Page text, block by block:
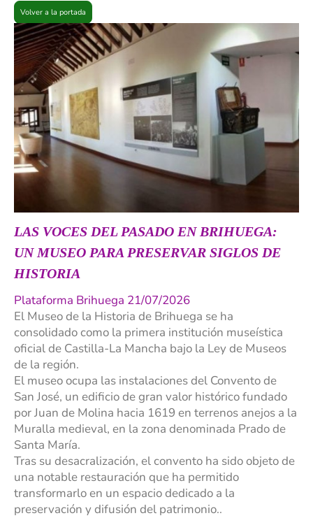
Volver a la portada
LAS VOCES DEL PASADO EN BRIHUEGA:
UN MUSEO PARA PRESERVAR SIGLOS DE
HISTORIA
Plataforma Brihuega 21/07/2026
El Museo de la Historia de Brihuega se ha
consolidado como la primera institución museística
oficial de Castilla-La Mancha bajo la Ley de Museos
de la región.
El museo ocupa las instalaciones del Convento de
San José, un edificio de gran valor histórico fundado
por Juan de Molina hacia 1619 en terrenos anejos a la
Muralla medieval, en la zona denominada Prado de
Santa María.
Tras su desacralización, el convento ha sido objeto de
una notable restauración que ha permitido
transformarlo en un espacio dedicado a la
preservación y difusión del patrimonio..